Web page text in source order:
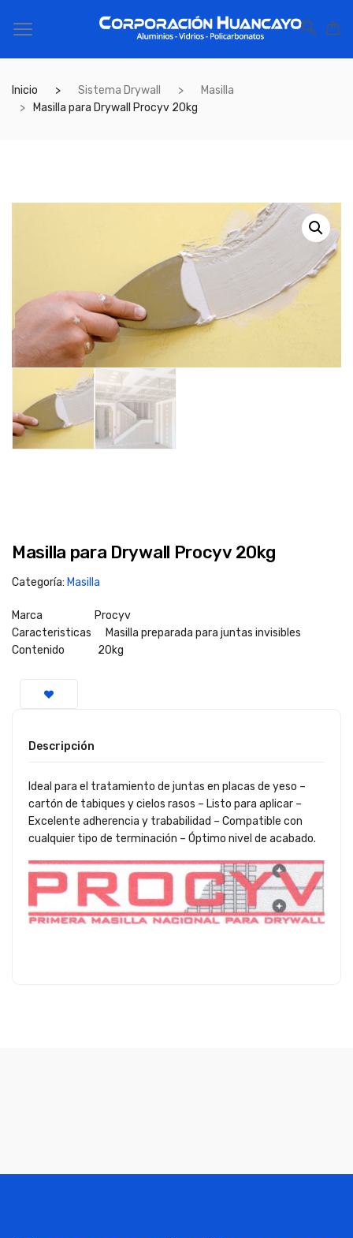
Inicio Sistema Drywall
Masilla
Masilla para Drywall Procyv 20kg
Masilla para Drywall Procyv 20kg
Categoría: Masilla
Marca Procyv
Caracteristicas Masilla preparada para juntas invisibles
Contenido 20kg
Descripción
Ideal para el tratamiento de juntas en placas de yeso –
cartón de tabiques y cielos rasos – Listo para aplicar –
Excelente adherencia y trababilidad – Compatible con
cualquier tipo de terminación – Óptimo nivel de acabado.